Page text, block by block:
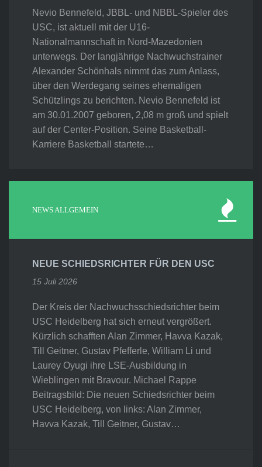
Nevio Bennefeld, JBBL- und NBBL-Spieler des
USC, ist aktuell mit der U16-
Nationalmannschaft in Nord-Mazedonien
unterwegs. Der langjährige Nachwuchstrainer
Alexander Schönhals nimmt das zum Anlass,
über den Werdegang seines ehemaligen
Schützlings zu berichten. Nevio Bennefeld ist
am 30.01.2007 geboren, 2,08 m groß und spielt
auf der Center-Position. Seine Basketball-
Karriere Basketball startete…
NEWS ALLGEMEIN
NEUE SCHIEDSRICHTER FÜR DEN USC
15 Juli 2026
Der Kreis der Nachwuchsschiedsrichter beim
USC Heidelberg hat sich erneut vergrößert.
Kürzlich schafften Alan Zimmer, Havva Kazak,
Till Geitner, Gustav Pfefferle, William Li und
Laurey Oyugi ihre LSE-Ausbildung in
Wieblingen mit Bravour. Michael Rappe
Beitragsbild: Die neuen Schiedsrichter beim
USC Heidelberg, von links: Alan Zimmer,
Havva Kazak, Till Geitner, Gustav…